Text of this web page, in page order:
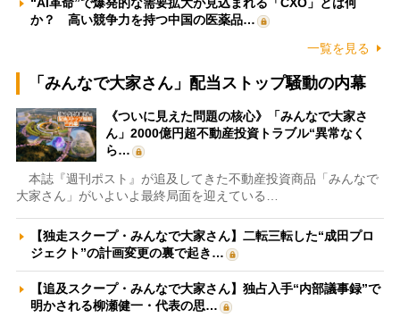
か？ 高い競争力を持つ中国の医薬品…
一覧を見る
「みんなで大家さん」配当ストップ騒動の内幕
《ついに見えた問題の核心》「みんなで大家さ
ん」2000億円超不動産投資トラブル“異常なく
ら…
本誌『週刊ポスト』が追及してきた不動産投資商品「みんなで
大家さん」がいよいよ最終局面を迎えている…
【独走スクープ・みんなで大家さん】二転三転した“成田プロ
ジェクト”の計画変更の裏で起き…
【追及スクープ・みんなで大家さん】独占入手“内部議事録”で
明かされる柳瀬健一・代表の思…